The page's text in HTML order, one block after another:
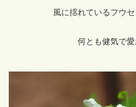
風に揺れているフウ
何とも健気で愛